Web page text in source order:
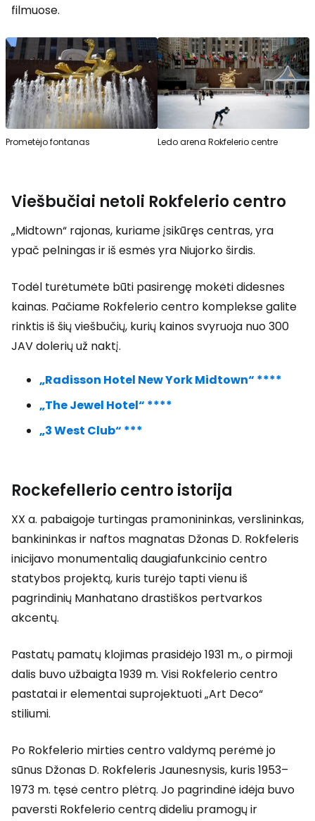
filmuose.
Prometėjo fontanas Ledo arena Rokfelerio centre
Viešbučiai netoli Rokfelerio centro
„Midtown“ rajonas, kuriame įsikūręs centras, yra
ypač pelningas ir iš esmės yra Niujorko širdis.
Todėl turėtumėte būti pasirengę mokėti didesnes
kainas. Pačiame Rokfelerio centro komplekse galite
rinktis iš šių viešbučių, kurių kainos svyruoja nuo 300
JAV dolerių už naktį.
„Radisson Hotel New York Midtown“ ****
„The Jewel Hotel“ ****
„3 West Club“ ***
Rockefellerio centro istorija
XX a. pabaigoje turtingas pramonininkas, verslininkas,
bankininkas ir naftos magnatas Džonas D. Rokfeleris
inicijavo monumentalią daugiafunkcinio centro
statybos projektą, kuris turėjo tapti vienu iš
pagrindinių Manhatano drastiškos pertvarkos
akcentų.
Pastatų pamatų klojimas prasidėjo 1931 m., o pirmoji
dalis buvo užbaigta 1939 m. Visi Rokfelerio centro
pastatai ir elementai suprojektuoti „Art Deco“
stiliumi.
Po Rokfelerio mirties centro valdymą perėmė jo
sūnus Džonas D. Rokfeleris Jaunesnysis, kuris 1953–
1973 m. tęsė centro plėtrą. Jo pagrindinė idėja buvo
paversti Rokfelerio centrą dideliu pramogų ir